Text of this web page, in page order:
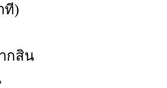
ที)
กสิน